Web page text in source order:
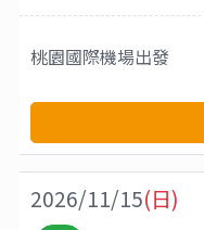
桃園國際機場出發
2026/11/15(日)